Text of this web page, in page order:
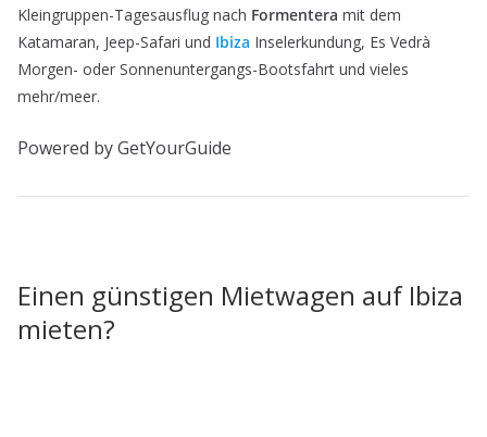
Kleingruppen-Tagesausflug nach Formentera mit dem
Katamaran, Jeep-Safari und Ibiza Inselerkundung, Es Vedrà
Morgen- oder Sonnenuntergangs-Bootsfahrt und vieles
mehr/meer.
Powered by GetYourGuide
Einen günstigen Mietwagen auf Ibiza
mieten?